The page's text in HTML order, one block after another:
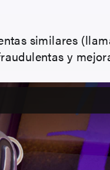
similares
y